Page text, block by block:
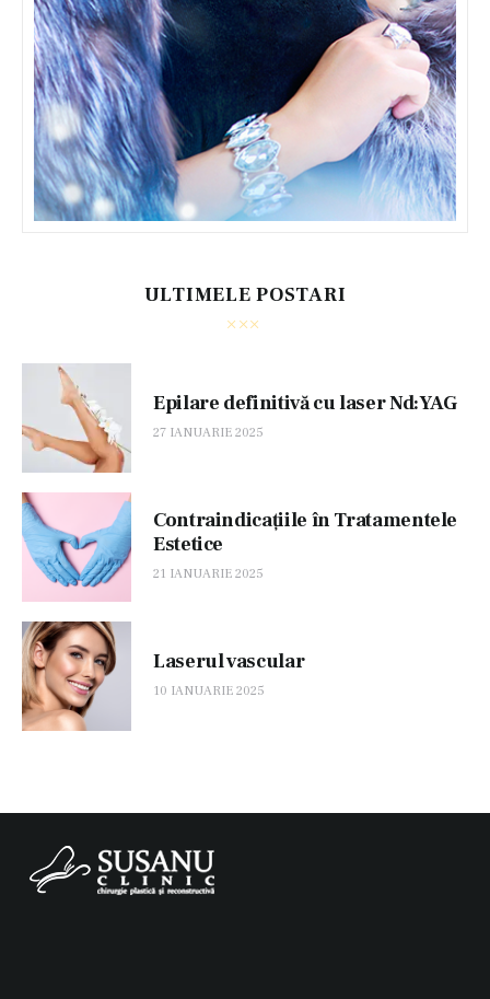
ULTIMELE POSTARI
Epilare definitivă cu laser Nd:YAG
27 IANUARIE 2025
Contraindicațiile în Tratamentele
Estetice
21 IANUARIE 2025
Laserul vascular
10 IANUARIE 2025